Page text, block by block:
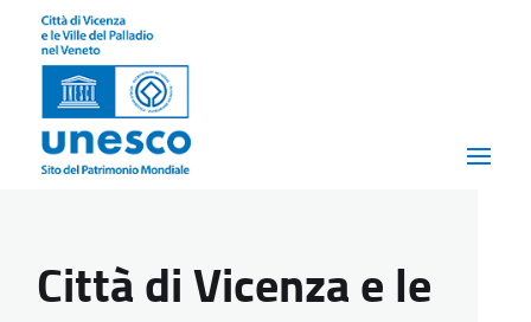
Città di Vicenza e le